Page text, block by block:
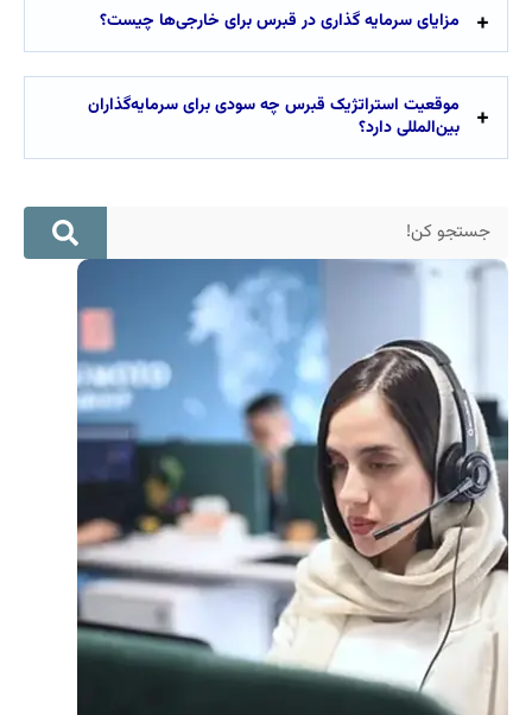
مزایای سرمایه گذاری در قبرس برای خارجی‌ها چیست؟
موقعیت استراتژیک قبرس چه سودی برای سرمایه‌گذاران
بین‌المللی دارد؟